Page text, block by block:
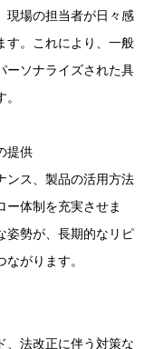
現場の担当者が日々感
す。これにより、一般
ーソナライズされた具
提供
ンス、製品の活用方法
ー体制を充実させま
姿勢が、長期的なリピ
がります。
、法改正に伴う対策な